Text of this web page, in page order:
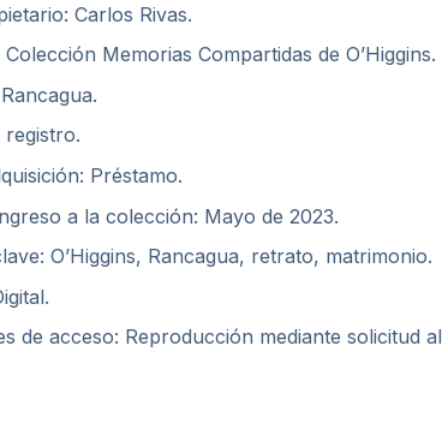
Carlos Rivas.
Memorias Compartidas de O’Higgins.
registro.
Préstamo.
a la colección: Mayo de 2023.
O’Higgins, Rancagua, retrato, matrimonio.
de acceso: Reproducción mediante solicitud al